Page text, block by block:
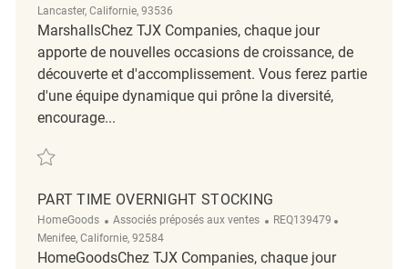
Lancaster, Californie, 93536
MarshallsChez TJX Companies, chaque jour
apporte de nouvelles occasions de croissance, de
découverte et d'accomplissement. Vous ferez partie
d'une équipe dynamique qui prône la diversité,
encourage...
Sauvegarder Backroom Part Time Merchandise Associate REQ107744
PART TIME OVERNIGHT STOCKING
HomeGoods Catégorie
Associés préposés aux ventes ReqId
REQ139479
Menifee, Californie, 92584
HomeGoodsChez TJX Companies, chaque jour